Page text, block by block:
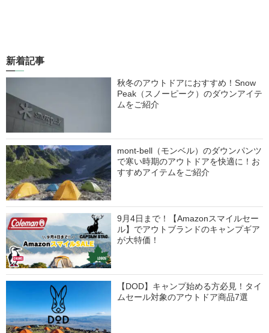
新着記事
秋冬のアウトドアにおすすめ！Snow
Peak（スノーピーク）のダウンアイテ
ムをご紹介
mont-bell（モンベル）のダウンパンツ
で寒い時期のアウトドアを快適に！お
すすめアイテムをご紹介
9月4日まで！【Amazonスマイルセー
ル】でアウトブランドのキャンプギア
が大特価！
【DOD】キャンプ始める方必見！タイ
ムセール対象のアウトドア商品7選